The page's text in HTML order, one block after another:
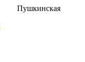
Пушкинская